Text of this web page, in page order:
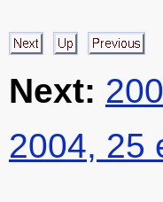
Next:
2004, 25